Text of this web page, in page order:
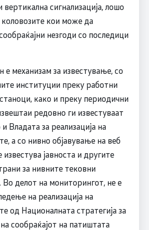
вертикална сигнализација, лошо
кои може да
незгоди со последици
е механизам за известување, со
институции преку работни
како и преку периодични
редовно ги известуваат
Владата за реализација на
а со нивно објавување на веб
известува јавноста и другите
за нивните тековни
Во делот на мониторингот, не е
на реализација на
од Националната стратегија за
сообраќајот на патиштата